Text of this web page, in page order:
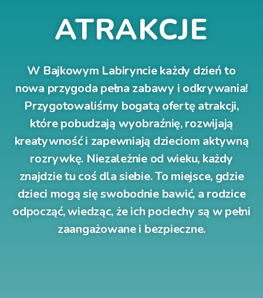
ATRAKCJE
W Bajkowym Labiryncie każdy dzień to
nowa przygoda pełna zabawy i odkrywania!
Przygotowaliśmy bogatą ofertę atrakcji,
które pobudzają wyobraźnię, rozwijają
kreatywność i zapewniają dzieciom aktywną
rozrywkę. Niezależnie od wieku, każdy
znajdzie tu coś dla siebie. To miejsce, gdzie
dzieci mogą się swobodnie bawić, a rodzice
odpocząć, wiedząc, że ich pociechy są w pełni
zaangażowane i bezpieczne.